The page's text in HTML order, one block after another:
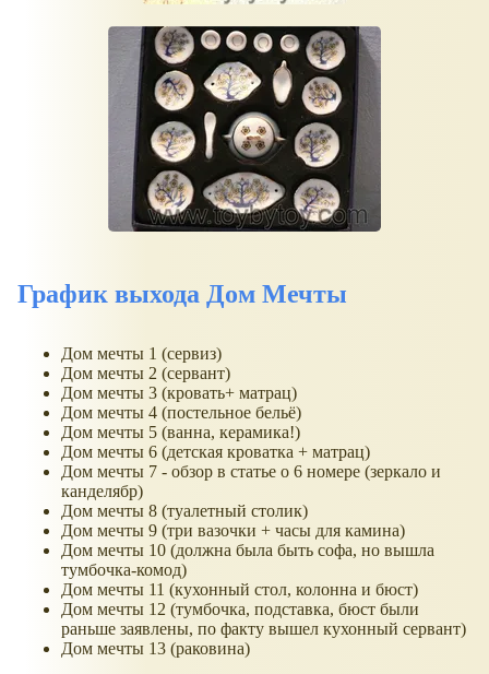
График выхода Дом Мечты
Дом мечты 1 (сервиз)
Дом мечты 2 (сервант)
Дом мечты 3 (кровать+ матрац)
Дом мечты 4 (постельное бельё)
Дом мечты 5 (ванна, керамика!)
Дом мечты 6 (детская кроватка + матрац)
Дом мечты 7 - обзор в статье о 6 номере (зеркало и
канделябр)
Дом мечты 8 (туалетный столик)
Дом мечты 9 (три вазочки + часы для камина)
Дом мечты 10 (должна была быть софа, но вышла
тумбочка-комод)
Дом мечты 11 (кухонный стол, колонна и бюст)
Дом мечты 12 (тумбочка, подставка, бюст были
раньше заявлены, по факту вышел кухонный сервант)
Дом мечты 13 (раковина)